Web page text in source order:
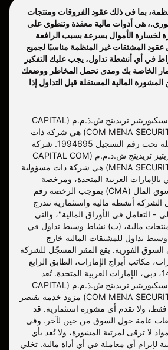
بما في ذلك عقود الفروقات ومنتجات
هي أدوات مالية معقدة وتنطوي على
لخسارة الأموال بسرعة بسبب الرافعة
عقود المشتقات غير المنظمة مناسبًا لجميع
في أي أنشطة تداول، يجب عليك التفكير
الخاصة بك ومدى تحمل المخاطر ووضعك
المالية المستقلة قبل التداول إذا
شركة كابيتال كوم مينا سيكيوريتيز تريدينج ش.ذ.م.م (CAPITAL
COM MENA SECURITIES TRADING L.L.C) هي شركة ذات
مسؤولية محدودة مُسجّلة تحت رقم التسجيل 1994695. شركة
كابيتال كوم مينا سيكيوريتيز تريدينج ش.ذ.م.م (CAPITAL COM
MENA SECURITIES TRADING L.L.C) هي شركة ذات مسؤولية
العربية المتحدة، ومرخصة
ومنظمة من قبل هيئة سوق المال (CMA) بموجب الرخصة رقم
تزاول الشركة أنشطة مالية واستثمارية تندرج
- التعامل في الأوراق المالية"، والتي
مالية، (ب) نشاط وسيط تداول في
وسيط تداول للمشتقات المالية خارج
السوق الفورية. يقع المقر المسجّل للشركة
مكاتب أبراج الإمارات، الطابق الرابع
عشر (L14)، الوحدة 14C، دبي، الإمارات العربية المتحدة. تُعد
شركة كابيتال كوم مينا سيكيوريتيز تريدينج ش.ذ.م.م (CAPITAL
COM MENA SECURITIES TRADING L.L.C) مزود خدمة يقتصر
فقط، ولا تقدم أي مشورة استثمارية. قد
عامة حول السوق من حين لآخر. وفي
لا ترقى لمرتبة المشورة، ولا تُعد بأي
لإبرام أي معاملة في أي أداة مالية. تخلي